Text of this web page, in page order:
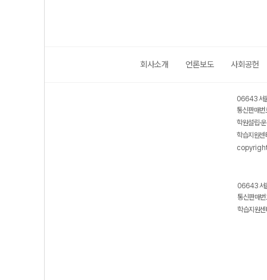
회사소개 언론보도 사회공헌
06643 서
통신판매
학원설립·
학습지원
06643 서
통신판매
학습지원